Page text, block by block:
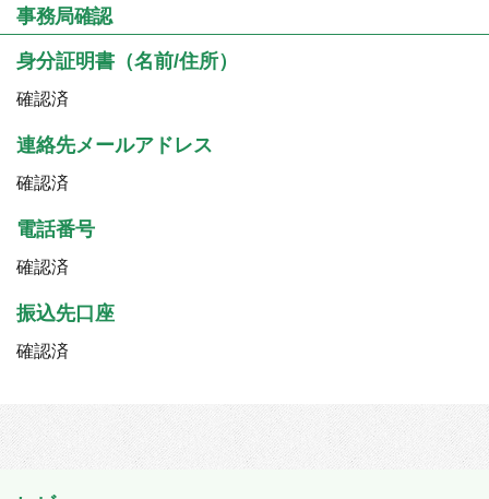
事務局確認
身分証明書（名前/住所）
確認済
連絡先メールアドレス
確認済
電話番号
確認済
振込先口座
確認済